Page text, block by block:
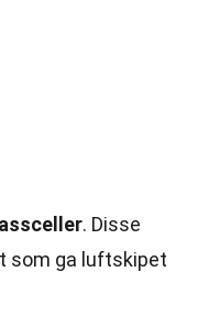
. Disse
som ga luftskipet